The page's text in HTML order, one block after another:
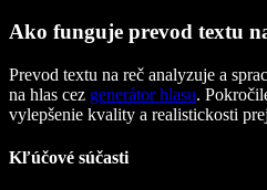
Ako funguje prevod textu
Prevod textu na reč analyzuje a
na hlas cez generátor hlasu.
vylepšenie kvality a realistickosti
Kľúčové súčasti